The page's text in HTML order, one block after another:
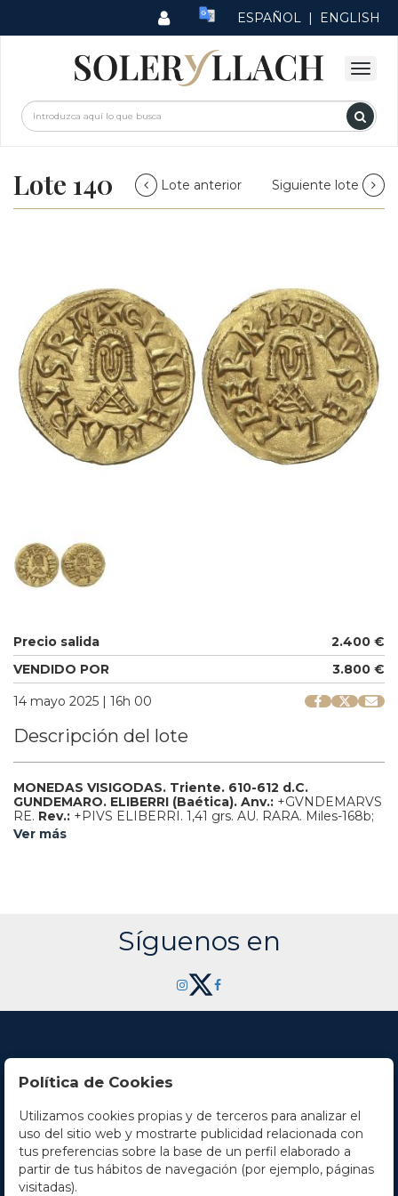
ESPAÑOL | ENGLISH
Lote 140 Lote anterior Siguiente lote
Precio salida
2.400 €
VENDIDO POR
3.800 €
14 mayo 2025 | 16h 00
Descripción del lote
MONEDAS VISIGODAS. Triente. 610-612 d.C.
GUNDEMARO. ELIBERRI (Baética). Anv.: +GVNDEMARVS
RE. Rev.: +PIVS ELIBERRI. 1,41 grs. AU. RARA. Miles-168b;
VCC-189.1.
Ver más
Síguenos en
Contacto
Horario
La empresa
Política de Cookies
Utilizamos cookies propias y de terceros para analizar el
uso del sitio web y mostrarte publicidad relacionada con
tus preferencias sobre la base de un perfil elaborado a
partir de tus hábitos de navegación (por ejemplo, páginas
visitadas).